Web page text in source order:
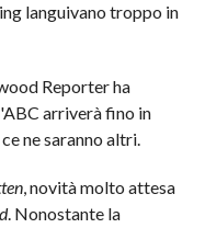
languivano troppo in
Reporter ha
arriverà fino in
ne saranno altri.
, novità molto attesa
. Nonostante la